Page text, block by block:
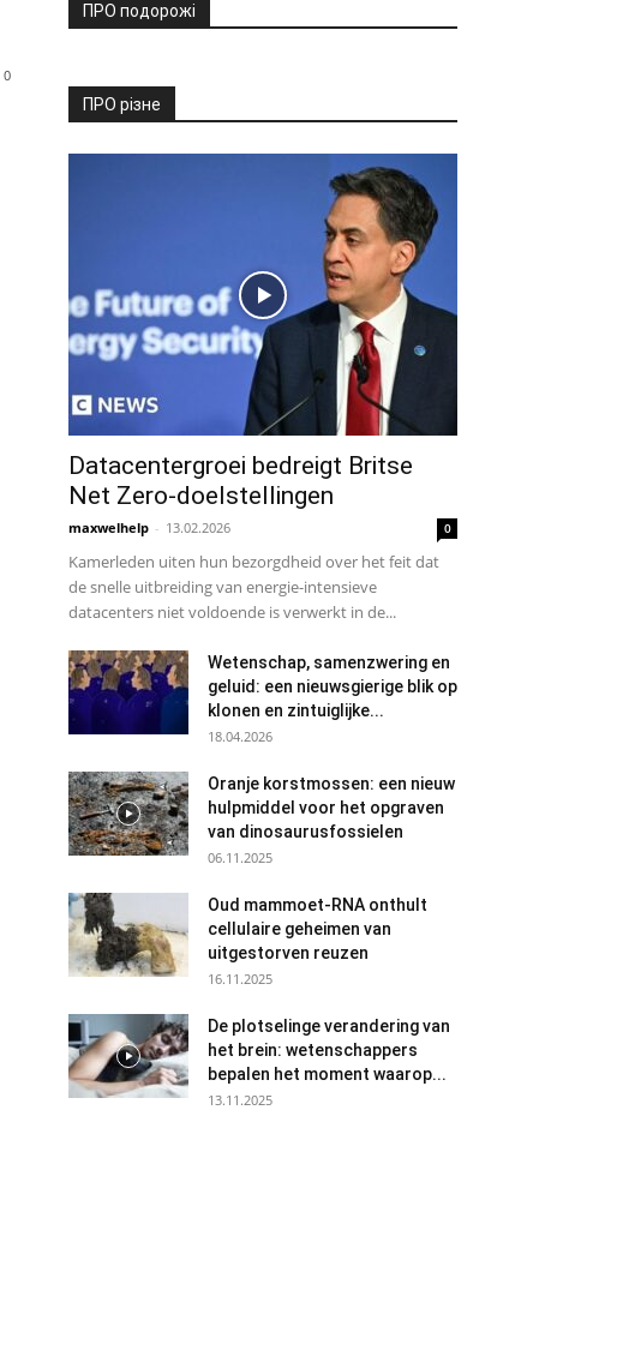
0
ПРО подорожі
ПРО різне
Datacentergroei bedreigt Britse
Net Zero-doelstellingen
maxwelhelp - 13.02.2026 0
Kamerleden uiten hun bezorgdheid over het feit dat
de snelle uitbreiding van energie-intensieve
datacenters niet voldoende is verwerkt in de...
Wetenschap, samenzwering en
geluid: een nieuwsgierige blik op
klonen en zintuiglijke...
18.04.2026
Oranje korstmossen: een nieuw
hulpmiddel voor het opgraven
van dinosaurusfossielen
06.11.2025
Oud mammoet-RNA onthult
cellulaire geheimen van
uitgestorven reuzen
16.11.2025
De plotselinge verandering van
het brein: wetenschappers
bepalen het moment waarop...
13.11.2025